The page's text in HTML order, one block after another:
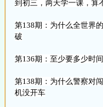
到初三，两天学一课，算
第138期：为什么全世界
破
第136期：至少要多少时
第138期：为什么警察对
机没开车